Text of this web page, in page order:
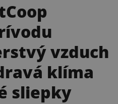
vzduch
klíma
sliepky